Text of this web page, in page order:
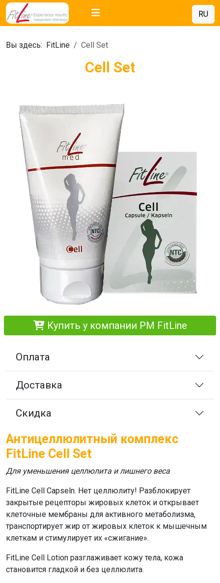
RU
Вы здесь: FitLine Cell Set
Cell Set
Купить у компании PM FitLine
Оплата
Доставка
Скидка
Антицеллюлитный комплекс
FitLine Cell Set
Для уменьшения целлюлита и лишнего веса
FitLine Cell Capseln. Нет целлюлиту! Разблокирует
закрытые рецепторы жировых клеток и открывает
клеточные мембраны для активного метаболизма,
транспортирует жир от жировых клеток к мышечным
клеткам и стимулирует их «сжигание».
FitLine Cell Lotion разглаживает кожу тела, кожа
становится гладкой и без целлюлита.